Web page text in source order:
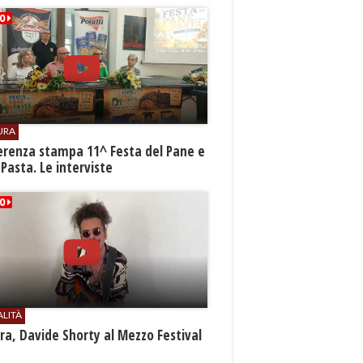
stampa 11^ Festa del Pane e
Le interviste
Davide Shorty al Mezzo Festival